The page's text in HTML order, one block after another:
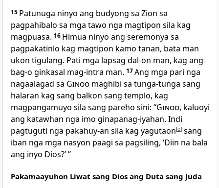
15 Patunuga ninyo ang budyong sa Zion sa
pagpahibalo sa mga tawo nga magtipon sila kag
magpuasa. 16 Himua ninyo ang seremonya sa
pagpakatinlo kag magtipon kamo tanan, bata man
ukon tigulang. Pati mga lapsag dal-on man, kag ang
bag-o ginkasal mag-intra man. 17Ang mga pari nga
nagaalagad sa Ginoo maghibi sa tunga-tunga sang
halaran kag sang balkon sang templo, kag
magpangamuyo sila sang pareho sini: “Ginoo, kaluoyi
ang katawhan nga imo ginapanag-iyahan. Indi
pagtuguti nga pakahuy-an sila kag yagutaon[e] sang
iban nga mga nasyon paagi sa pagsiling, ‘Diin na bala
ang inyo Dios?’ ”
Pakamaayuhon Liwat sang Dios ang Duta sang Juda